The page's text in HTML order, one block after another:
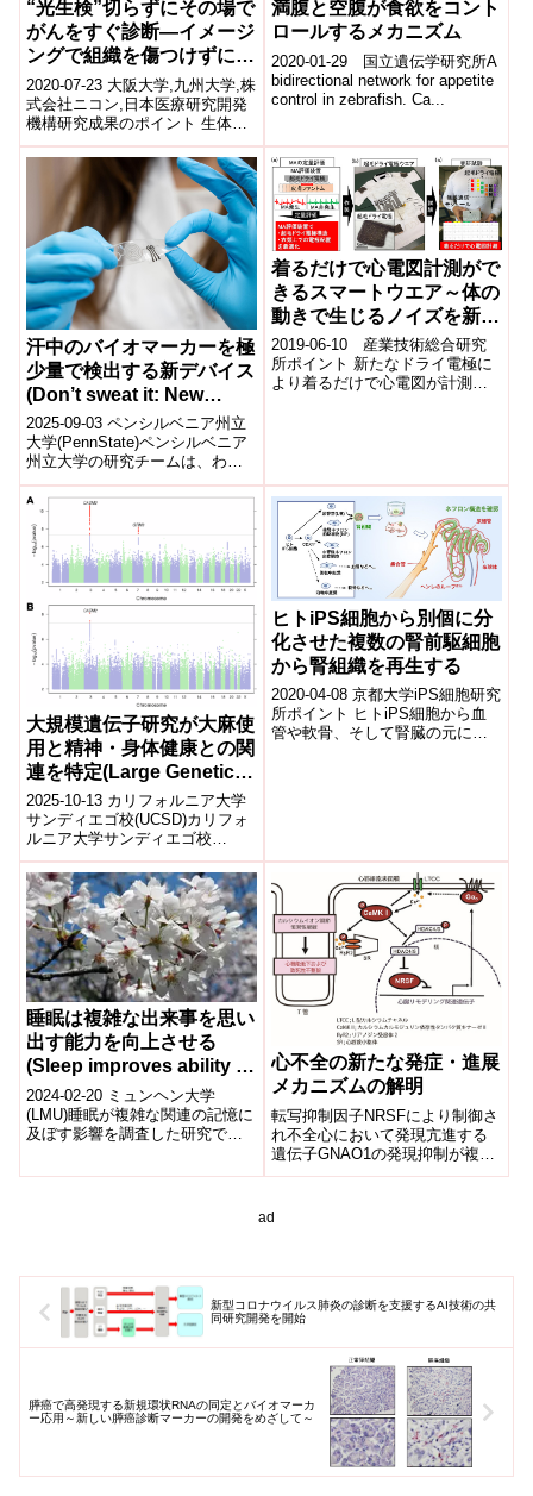
“光生検”切らずにその場で
がんをすぐ診断―イメージ
ングで組織を傷つけずに立
体観察、AIが自動診断―
2020-07-23 大阪大学,九州大学,株
式会社ニコン,日本医療研究開発
機構研究成果のポイント 生体イ
メージング技術の応用により、
ヒトの組織を体から切り取っ
満腹と空腹が食欲をコント
ロールするメカニズム
2020-01-29 国立遺伝学研究所A
bidirectional network for appetite
control in zebrafish. Ca...
汗中のバイオマーカーを極
少量で検出する新デバイス
(Don’t sweat it: New
device detects sweat
biomarker at minimal
perspiration rate)
2025-09-03 ペンシルベニア州立
大学(PennState)ペンシルベニア
州立大学の研究チームは、わず
かな発汗でも汗中の乳酸を高感
度で検出できる新型ウェア...
着るだけで心電図計測がで
きるスマートウエア～体の
動きで生じるノイズを新設
計手法で克服～
2019-06-10 産業技術総合研究
所ポイント 新たなドライ電極に
より着るだけで心電図が計測で
大規模遺伝子研究が大麻使
用と精神・身体健康との関
連を特定(Large Genetic
Study Links Cannabis
Use to Psychiatric,
Cognitive and Physical
Health)
2025-10-13 カリフォルニア大学
サンディエゴ校(UCSD)カリフォ
ルニア大学サンディエゴ校
(UCSD)の研究チームは、
23andMe社との共同で13万人...
ヒトiPS細胞から別個に分
化させた複数の腎前駆細胞
から腎組織を再生する
2020-04-08 京都大学iPS細胞研究
所ポイント ヒトiPS細胞から血
管や軟骨、そして腎臓の元にな
睡眠は複雑な出来事を思い
出す能力を向上させる
(Sleep improves ability to
recall complex events)
2024-02-20 ミュンヘン大学
(LMU)睡眠が複雑な関連の記憶に
及ぼす影響を調査した研究で
心不全の新たな発症・進展
メカニズムの解明
転写抑制因子NRSFにより制御さ
れ不全心において発現亢進する
遺伝子GNAO1の発現抑制が複数
のマウス心不全モデルにおいて
心筋におけるGNAO1の過剰発現
ad
新型コロナウイルス肺炎の診断を支援するAI技術の共
同研究開発を開始
膵癌で高発現する新規環状RNAの同定とバイオマーカ
ー応用～新しい膵癌診断マーカーの開発をめざして～